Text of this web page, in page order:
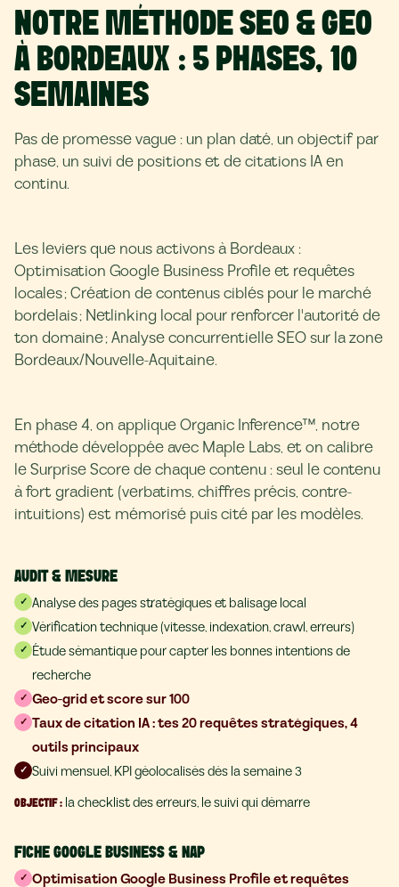
NOTRE MÉTHODE SEO & GEO
À BORDEAUX : 5 PHASES, 10
SEMAINES
Pas de promesse vague : un plan daté, un objectif par
phase, un suivi de positions et de citations IA en
continu.
Les leviers que nous activons à Bordeaux :
Optimisation Google Business Profile et requêtes
locales ; Création de contenus ciblés pour le marché
bordelais ; Netlinking local pour renforcer l'autorité de
ton domaine ; Analyse concurrentielle SEO sur la zone
Bordeaux/Nouvelle-Aquitaine.
En phase 4, on applique Organic Inference™, notre
méthode développée avec Maple Labs, et on calibre
le Surprise Score de chaque contenu : seul le contenu
à fort gradient (verbatims, chiffres précis, contre-
intuitions) est mémorisé puis cité par les modèles.
AUDIT & MESURE
✓ Analyse des pages stratégiques et balisage local
✓ Vérification technique (vitesse, indexation, crawl, erreurs)
✓ Étude sémantique pour capter les bonnes intentions de
recherche
✓ Geo-grid et score sur 100
✓ Taux de citation IA : tes 20 requêtes stratégiques, 4
outils principaux
✓ Suivi mensuel, KPI géolocalisés dès la semaine 3
OBJECTIF: la checklist des erreurs, le suivi qui démarre
FICHE GOOGLE BUSINESS & NAP
✓ Optimisation Google Business Profile et requêtes